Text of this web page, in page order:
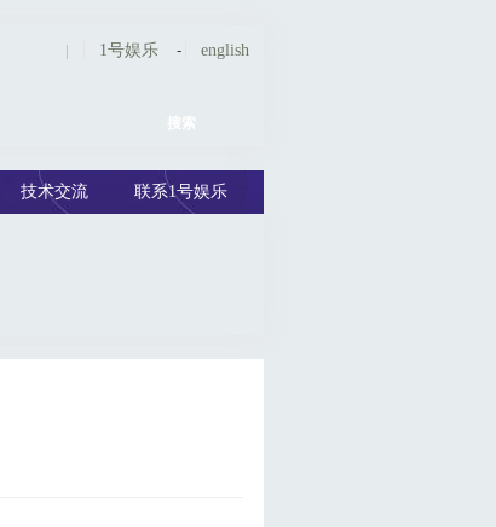
| 1号娱乐 - english
技术交流 联系1号娱乐